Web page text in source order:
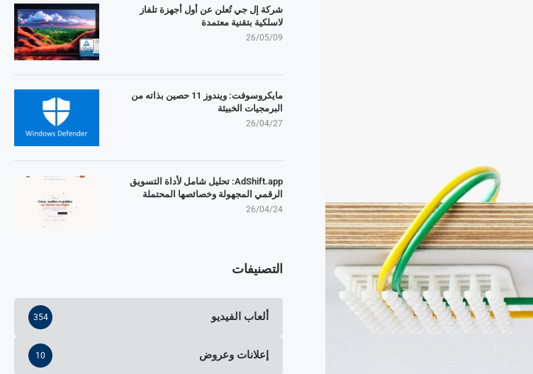
شركة إل جي تُعلن عن أول أجهزة تلفاز
لاسلكية بتقنية معتمدة
26/05/09
مايكروسوفت: ويندوز 11 حصين بذاته من
البرمجيات الخبيثة
26/04/27
AdShift.app: تحليل شامل لأداة التسويق
الرقمي المجهولة وخصائصها المحتملة
26/04/24
التصنيفات
ألعاب الفيديو 354
إعلانات وعروض 10